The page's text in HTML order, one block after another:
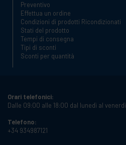
Preventivo
Effettua un ordine
Condizioni di prodotti Ricondizionati
Stati del prodotto
Tempi di consegna
Tipi di sconti
Sconti per quantità
Orari telefonici:
Dalle 09:00 alle 18:00 dal lunedì al venerdì
Telefono:
+34 934987121